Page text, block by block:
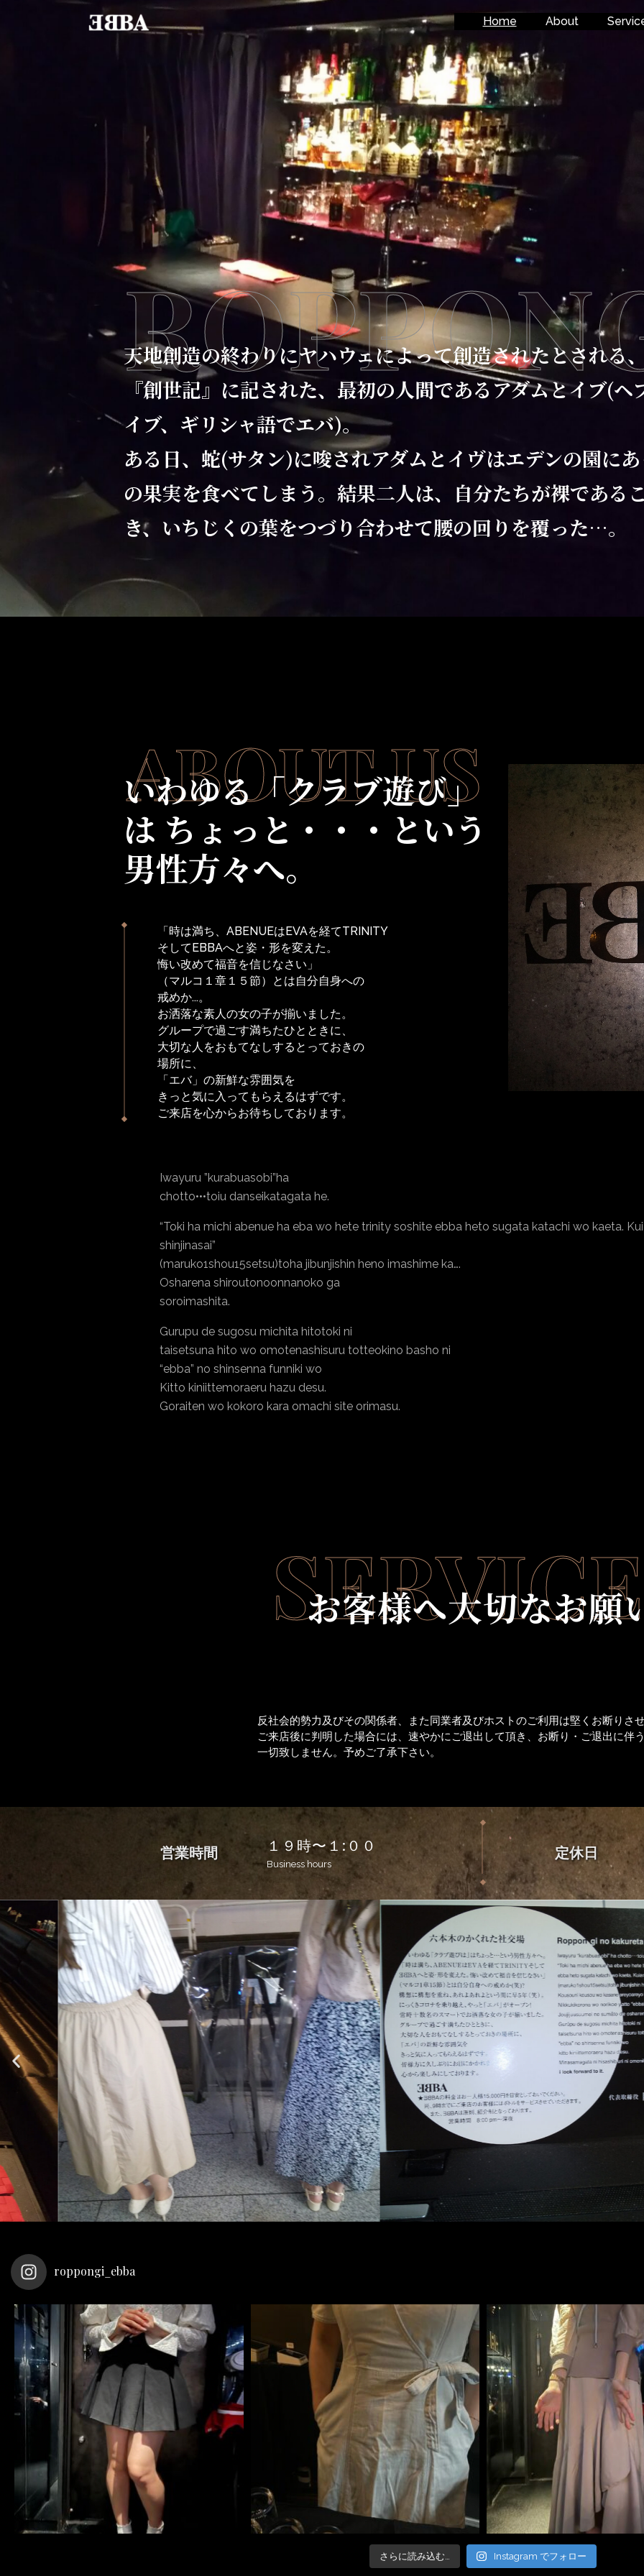
Home About
天地創造の終わりにヤハウェによって創造されたとされる
『創世記』に記された、最初の人間であるアダムとイブ(ヘ
イブ、ギリシャ語でエバ)。
ある日、蛇(サタン)に唆されアダムとイヴはエデンの園に
の果実を食べてしまう。結果二人は、自分たちが裸である
き、いちじくの葉をつづり合わせて腰の回りを覆った…。
ABOUT US
いわゆる「クラブ遊び」
は ちょっと・・・という
男性方々へ。
「時は満ち、ABENUEはEVAを経てTRINITY
そしてEBBAへと姿・形を変えた。
悔い改めて福音を信じなさい」
（マルコ１章１５節）とは自分自身への
戒めか...。
お洒落な素人の女の子が揃いました。
グループで過ごす満ちたひとときに、
大切な人をおもてなしするとっておきの
場所に、
「エバ」の新鮮な雰囲気を
きっと気に入ってもらえるはずです。
ご来店を心からお待ちしております。
Iwayuru ”kurabuasobi”ha
chotto•••toiu danseikatagata he.
“Toki ha michi abenue ha eba wo hete trinity soshite ebba heto sugata katachi wo kaeta.
shinjinasai”
(maruko1shou15setsu)toha jibunjishin heno imashime ka….
Osharena shiroutonoonnanoko ga
soroimashita.
Gurupu de sugosu michita hitotoki ni
taisetsuna hito wo omotenashisuru totteokino basho ni
“ebba” no shinsenna funniki wo
Kitto kiniittemoraeru hazu desu.
Goraiten wo kokoro kara omachi site orimasu.
お客様へ大切なお願
反社会的勢力及びその関係者、また同業者及びホストのご利用は堅くお断りさ
ご来店後に判明した場合には、速やかにご退出して頂き、お断り・ご退出に伴
一切致しません。予めご了承下さい。
営業時間 １９時〜１:００
Business hours
定休日
roppongi_ebba
さらに読み込む… Instagram でフォロー